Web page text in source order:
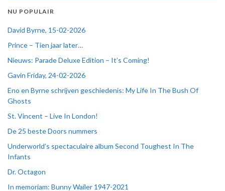
NU POPULAIR
David Byrne, 15-02-2026
Prince – Tien jaar later…
Nieuws: Parade Deluxe Edition – It’s Coming!
Gavin Friday, 24-02-2026
Eno en Byrne schrijven geschiedenis: My Life In The Bush Of
Ghosts
St. Vincent – Live In London!
De 25 beste Doors nummers
Underworld’s spectaculaire album Second Toughest In The
Infants
Dr. Octagon
In memoriam: Bunny Wailer 1947-2021